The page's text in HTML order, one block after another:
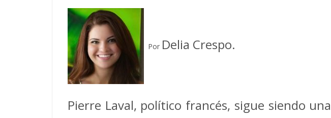
Por Delia Crespo.
Pierre Laval, político francés, sigue siendo